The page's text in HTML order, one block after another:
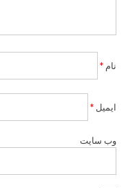
نام *
ایمیل *
وب‌ سایت